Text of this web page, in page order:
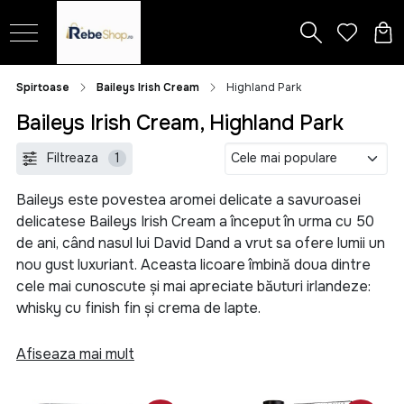
Spirtoase Baileys Irish Cream Highland Park
Baileys Irish Cream, Highland Park
Filtreaza 1
Baileys este povestea aromei delicate a savuroasei
delicatese Baileys Irish Cream a început în urma cu 50
de ani, când nasul lui David Dand a vrut sa ofere lumii un
nou gust luxuriant. Aceasta licoare îmbină doua dintre
cele mai cunoscute și mai apreciate băuturi irlandeze:
whisky cu finish fin și crema de lapte.
De la versiunea creata cu un mixer obișnuit de
bucătărie la forma actuală se remarcă perseverența și
Afiseaza mai mult